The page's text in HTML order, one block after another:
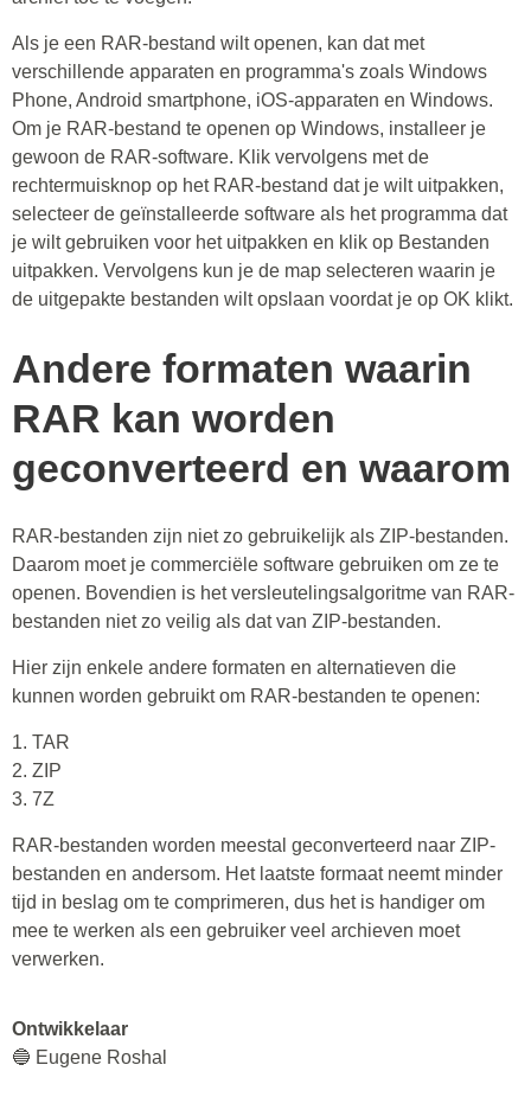
Als je een RAR-bestand wilt openen, kan dat met
verschillende apparaten en programma's zoals Windows
Phone, Android smartphone, iOS-apparaten en Windows.
Om je RAR-bestand te openen op Windows, installeer je
gewoon de RAR-software. Klik vervolgens met de
rechtermuisknop op het RAR-bestand dat je wilt uitpakken,
selecteer de geïnstalleerde software als het programma dat
je wilt gebruiken voor het uitpakken en klik op Bestanden
uitpakken. Vervolgens kun je de map selecteren waarin je
de uitgepakte bestanden wilt opslaan voordat je op OK klikt.
Andere formaten waarin
RAR kan worden
geconverteerd en waarom
RAR-bestanden zijn niet zo gebruikelijk als ZIP-bestanden.
Daarom moet je commerciële software gebruiken om ze te
openen. Bovendien is het versleutelingsalgoritme van RAR-
bestanden niet zo veilig als dat van ZIP-bestanden.
Hier zijn enkele andere formaten en alternatieven die
kunnen worden gebruikt om RAR-bestanden te openen:
1. TAR
2. ZIP
3. 7Z
RAR-bestanden worden meestal geconverteerd naar ZIP-
bestanden en andersom. Het laatste formaat neemt minder
tijd in beslag om te comprimeren, dus het is handiger om
mee te werken als een gebruiker veel archieven moet
verwerken.
Ontwikkelaar
🔵 Eugene Roshal